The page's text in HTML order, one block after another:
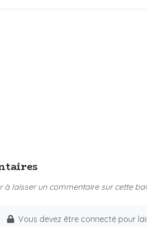
à laisser un commentaire sur cette
Vous devez être connecté pour